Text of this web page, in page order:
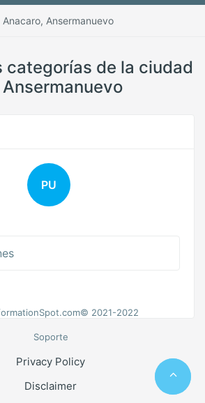
Anacaro, Ansermanuevo
categorías de la ciudad
PU
2021-2022
Soporte
Privacy Policy
Disclaimer